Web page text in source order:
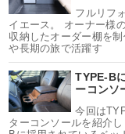
フルリフ
イエース。 オーナー様
収納したオーダー棚を
や長期の旅で活躍す
TYPE-B
ーコンソ
今回は
ターコンソールを紹介